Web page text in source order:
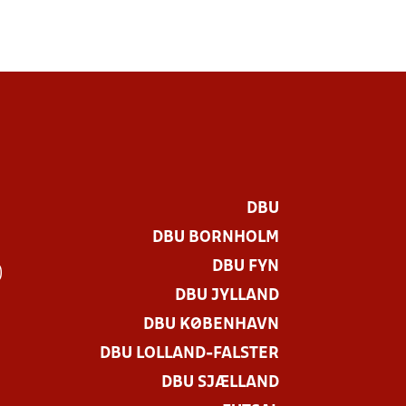
DBU
DBU BORNHOLM
DBU FYN
DBU JYLLAND
DBU KØBENHAVN
DBU LOLLAND-FALSTER
DBU SJÆLLAND